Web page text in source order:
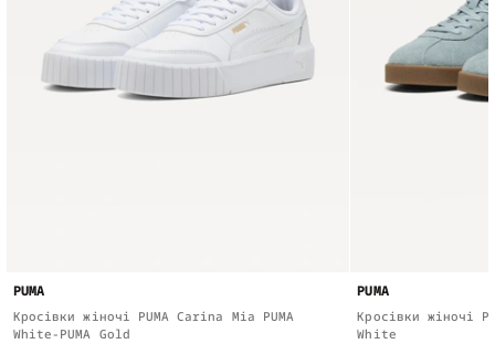
PUMA
Кросівки жіночі PUMA Carina Mia PUMA
White-PUMA Gold
PUMA
Кросівки жіночі
White